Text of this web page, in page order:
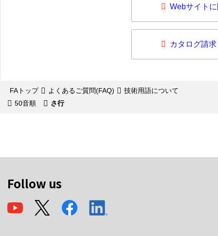
Webサイト
カタログ請求
FAトップ よくあるご質問(FAQ)
技術用語について
50音順
さ行
Follow us